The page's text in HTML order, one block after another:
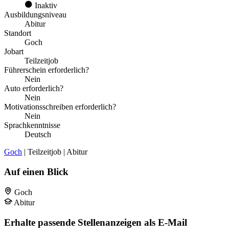
Inaktiv
Ausbildungsniveau
Abitur
Standort
Goch
Jobart
Teilzeitjob
Führerschein erforderlich?
Nein
Auto erforderlich?
Nein
Motivationsschreiben erforderlich?
Nein
Sprachkenntnisse
Deutsch
Goch | Teilzeitjob | Abitur
Auf einen Blick
Goch
Abitur
Erhalte passende Stellenanzeigen als E-Mail